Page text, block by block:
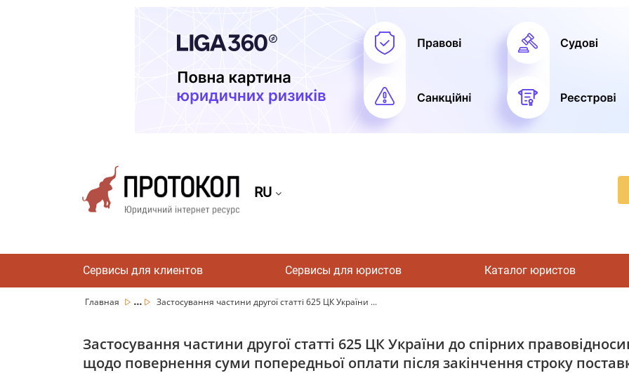
RU
Сервисы для клиентов Сервисы для юристов Каталог юристов
Главная ... Застосування частини другої статті 625 ЦК України ...
Застосування частини другої статті 625 ЦК України до спірних
щодо повернення суми попередньої оплати після закінчення строку